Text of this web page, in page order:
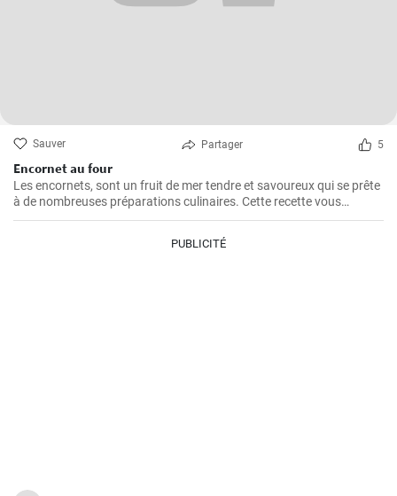
Sauver Partager 5
Encornet au four
Les encornets, sont un fruit de mer tendre et savoureux qui se prête
à de nombreuses préparations culinaires. Cette recette vous
guidera à travers les étapes pour préparer des encornets farcis avec
PUBLICITÉ